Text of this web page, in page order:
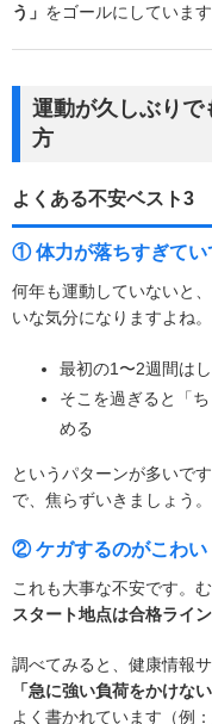
う」 をゴールにしていま
運動が久しぶりで
方
よくある不安ベスト3
① 体力が落ちすぎてい
何年も運動していないと、
いな気分になりますよね
最初の1〜2週間は
そこを過ぎると「
める
というパターンが多いです
で、焦らずいきましょう。
② ケガするのがこわい
これも大事な不安です。む
スタート地点は合格ライン
調べてみると、健康情報サ
「急に強い負荷をかけな
よく書かれています（例